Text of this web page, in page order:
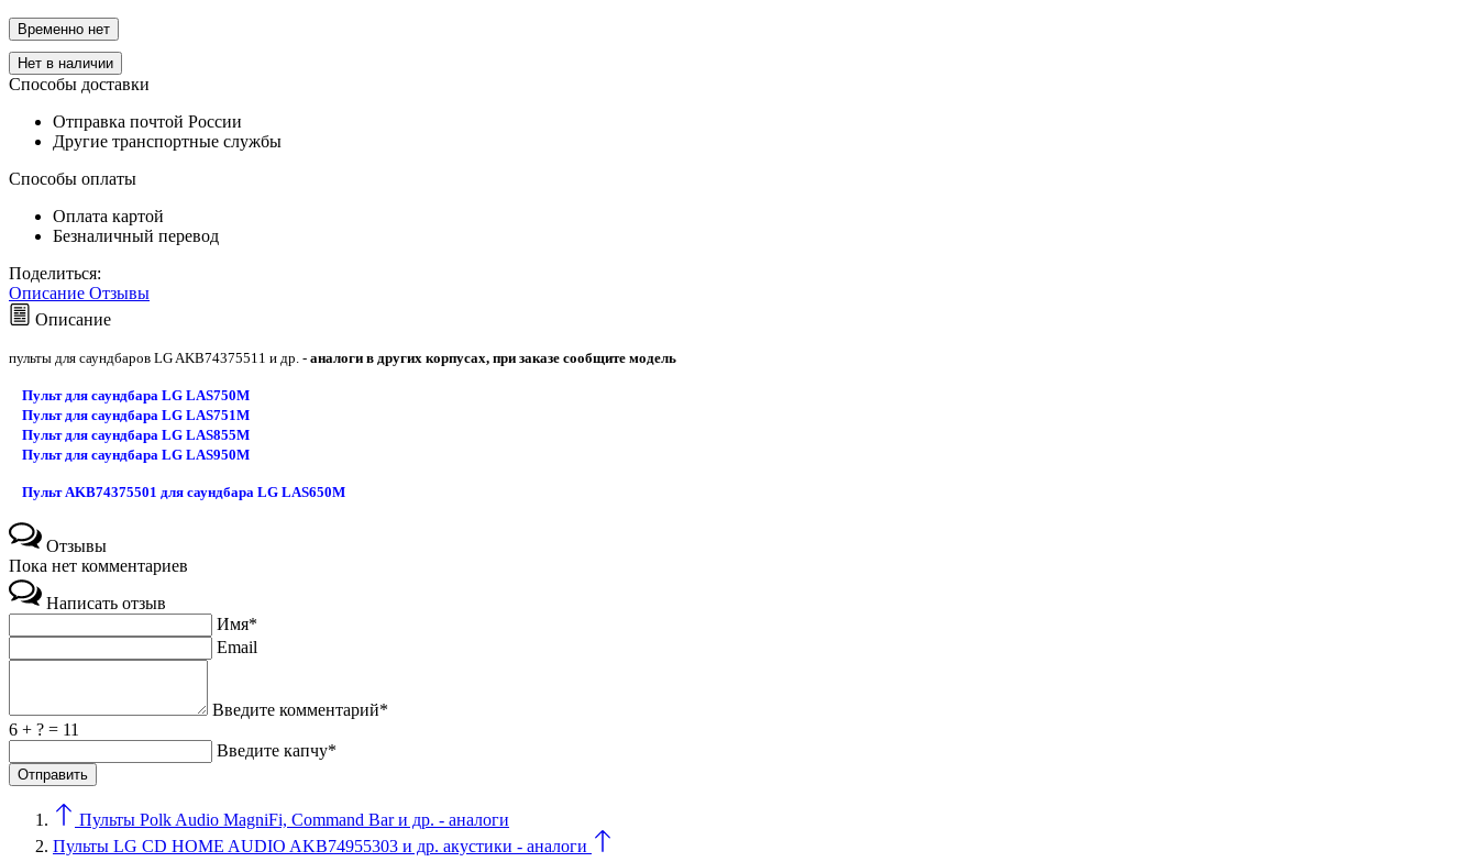
Временно нет
Нет в наличии
Способы доставки
Отправка почтой России
Другие транспортные службы
Способы оплаты
Оплата картой
Безналичный перевод
Поделиться:
Описание Отзывы
Описание
пульты для саундбаров LG AKB74375511 и др. - аналоги в других корпусах, при заказе сообщите модель
Пульт для саундбара LG LAS750M
Пульт для саундбара LG LAS751M
Пульт для саундбара LG LAS855M
Пульт для саундбара LG LAS950M
Пульт AKB74375501 для саундбара LG LAS650M
Отзывы
Пока нет комментариев
Написать отзыв
Имя*
Email
Введите комментарий*
6 + ? = 11
Введите капчу*
Пульты Polk Audio MagniFi, Command Bar и др. - аналоги
Пульты LG CD HOME AUDIO AKB74955303 и др. акустики - аналоги